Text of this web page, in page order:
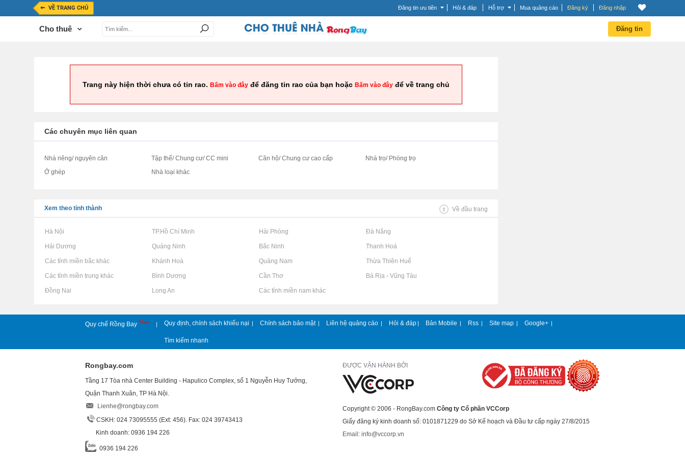
VỀ TRANG CHỦ Đăng tin ưu tiên Hỏi & đáp Hỗ trợ Mua quảng cáo Đăng ký Đăng nhập
Cho thuê Đăng tin
Trang này hiện thời chưa có tin rao. Bấm vào đây để đăng tin rao của bạn hoặc Bấm vào đây để về trang chủ
Các chuyên mục liên quan
Nhà riêng/ nguyên căn Tập thể/ Chung cư/ CC mini Căn hộ/ Chung cư cao cấp
Nhà trọ/ Phòng trọ
Ở ghép
Nhà loại khác
Xem theo tỉnh thành Về đầu trang
Rao vặt tại Hà Nội Rao vặt tại TP.Hồ Chí Minh Rao vặt tại Hải Phòng Rao vặt tại Đà Nẵng
Rao vặt tại Hải Dương Rao vặt tại Quảng Ninh Rao vặt tại Bắc Ninh Rao vặt tại Thanh Hoá
Rao vặt tại Các tỉnh miền bắc khác Rao vặt tại Khánh Hoà Rao vặt tại Quảng Nam Rao vặt tại Thừa Thiên Huế
Rao vặt tại Các tỉnh miền trung khác Rao vặt tại Bình Dương Rao vặt tại Cần Thơ Rao vặt tại Bà Rịa - Vũng Tàu
Rao vặt tại Đồng Nai Rao vặt tại Long An Rao vặt tại Các tỉnh miền nam khác
Quy chế Rồng Bay New | Quy định, chính sách khiếu nại | Chính sách bảo mật | Liên hệ quảng cáo | Hỏi & đáp | Bản Mobile | Rss | Site map | Google+ |
Tìm kiếm nhanh
Rongbay.com
Tầng 17 Tòa nhà Center Building - Hapulico Complex, số 1 Nguyễn Huy Tưởng,
Quận Thanh Xuân, TP Hà Nội.
Lienhe@rongbay.com
CSKH: 024 73095555 (Ext: 456). Fax: 024 39743413
Kinh doanh: 0936 194 226
0936 194 226
ĐƯỢC VẬN HÀNH BỞI
Copyright © 2006 - RongBay.com Công ty Cổ phần VCCorp
Giấy đăng ký kinh doanh số: 0101871229 do Sở Kế hoạch và Đầu tư cấp ngày 27/8/2015
Email: info@vccorp.vn